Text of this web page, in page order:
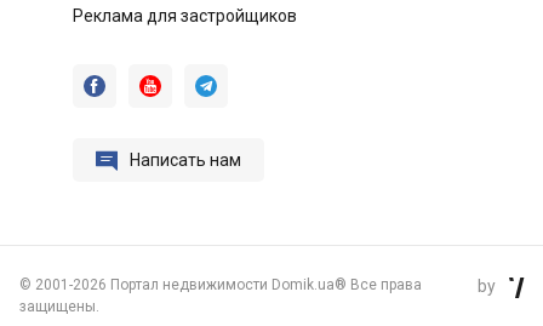
Реклама для застройщиков
  
 Написать нам
© 2001-2026 Портал недвижимости Domik.ua® Все права
защищены.
by 